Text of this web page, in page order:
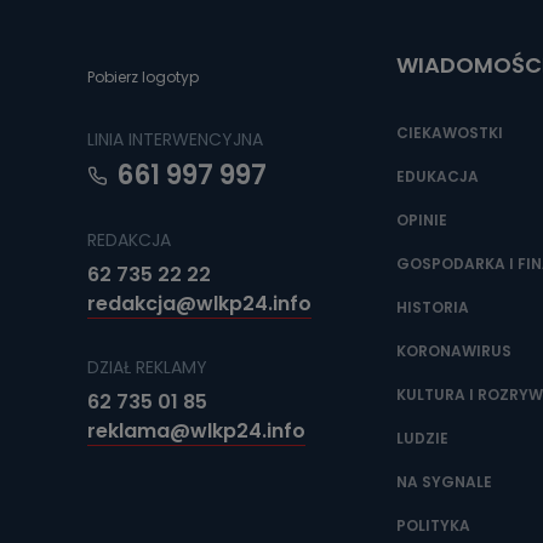
Jakie
Państwa (lub
źródeł
oraz partnerzy
Jak
Można to
Pobierz logotyp
LINIA INTERWENCYJNA
661 997 997
REDAKCJA
62 735 22 22
redakcja@wlkp24.info
DZIAŁ REKLAMY
62 735 01 85
reklama@wlkp24.info
CIEKAWOSTKI
EDUKACJA
OPINIE
GOSPODARKA I
HISTORIA
KORONAWIRUS
KULTURA I
LUDZIE
NA SYGNALE
POLITYKA